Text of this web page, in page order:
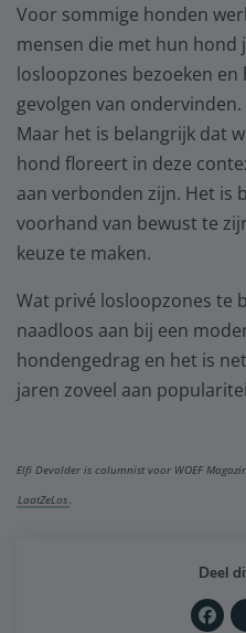
Voor sommige honden
mensen die met hun hond
losloopzones bezoeken en
gevolgen van
Maar het is belangrijk dat
hond floreert in deze
aan verbonden zijn. Het is
voorhand van bewust te
keuze te maken.
Wat privé losloopzones te
naadloos aan bij een
hondengedrag en het is
jaren zoveel aan
Elfi Devolder is columnist voor WOEF
LaatZeLos.
Deel